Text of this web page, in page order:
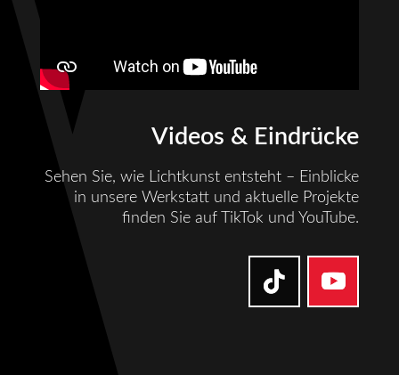
Videos & Eindrücke
Sehen Sie, wie Lichtkunst entsteht – Einblicke
in unsere Werkstatt und aktuelle Projekte
finden Sie auf TikTok und YouTube.